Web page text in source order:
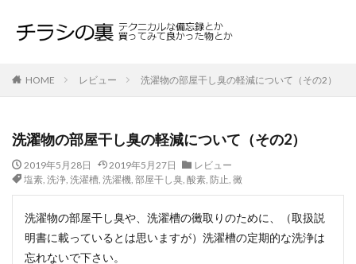
HOME レビュー 洗濯物の部屋干し臭の軽減について（その2）
洗濯物の部屋干し臭の軽減について（その2）
2019年5月28日 2019年5月27日
レビュー
塩素, 洗浄, 洗濯槽, 洗濯機, 部屋干し臭, 酸素, 防止, 黴
洗濯物の部屋干し臭や、洗濯槽の黴取りのために、（取扱説
明書に載っているとは思いますが）洗濯槽の定期的な洗浄は
忘れないで下さい。